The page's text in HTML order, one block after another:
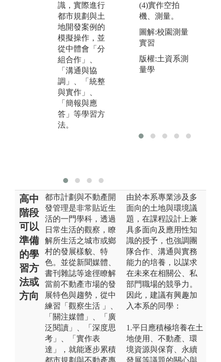
識，實際進行
都市規劃與土
地開發案例的
模擬操作，並
從中體會「分
組合作」、
「溝通與協
調」、「統整
與實作」、
「簡報與應
答」等學習方
法。
up等）、虛擬
實境（VR）、
AI、影像拍攝
與編輯等，透
過「軟體操
作」、「創新
模擬」、「案
(4)實作空拍
機、測量。
圖解:校園測量
實習
版權:土資系測
量學
高中
階段
可以
準備
的學
習方
法或
方向
都市計劃與不動產開
發管理是非常貼近生
活的一門學科，透過
日常生活的觀察，瞭
解所生活之城市或鄉
村的發展樣貌、特
色。並從新聞媒體、
書刊雜誌等途徑瞭解
當前不動產市場的發
展特色與趨勢，從中
練習「觀察生活 」、
「關注媒體」、「廣
泛閱讀」、「深度思
考」、「實作表
達」，就能逐步累積
都市規劃與不動產專
由於本系專業涉及多
面向的土地與環境議
題，在課程設計上兼
具多面向及應用性知
識的授予，也強調團
隊合作、溝通與實務
能力的培養，以謀求
在未來在相關公、私
部門職場的競爭力。
因此，建議有興趣加
入本系的同學：
1.平日應積極培養在土
地使用、不動產、環
境資源與保育、永續
發展等議題的關心與